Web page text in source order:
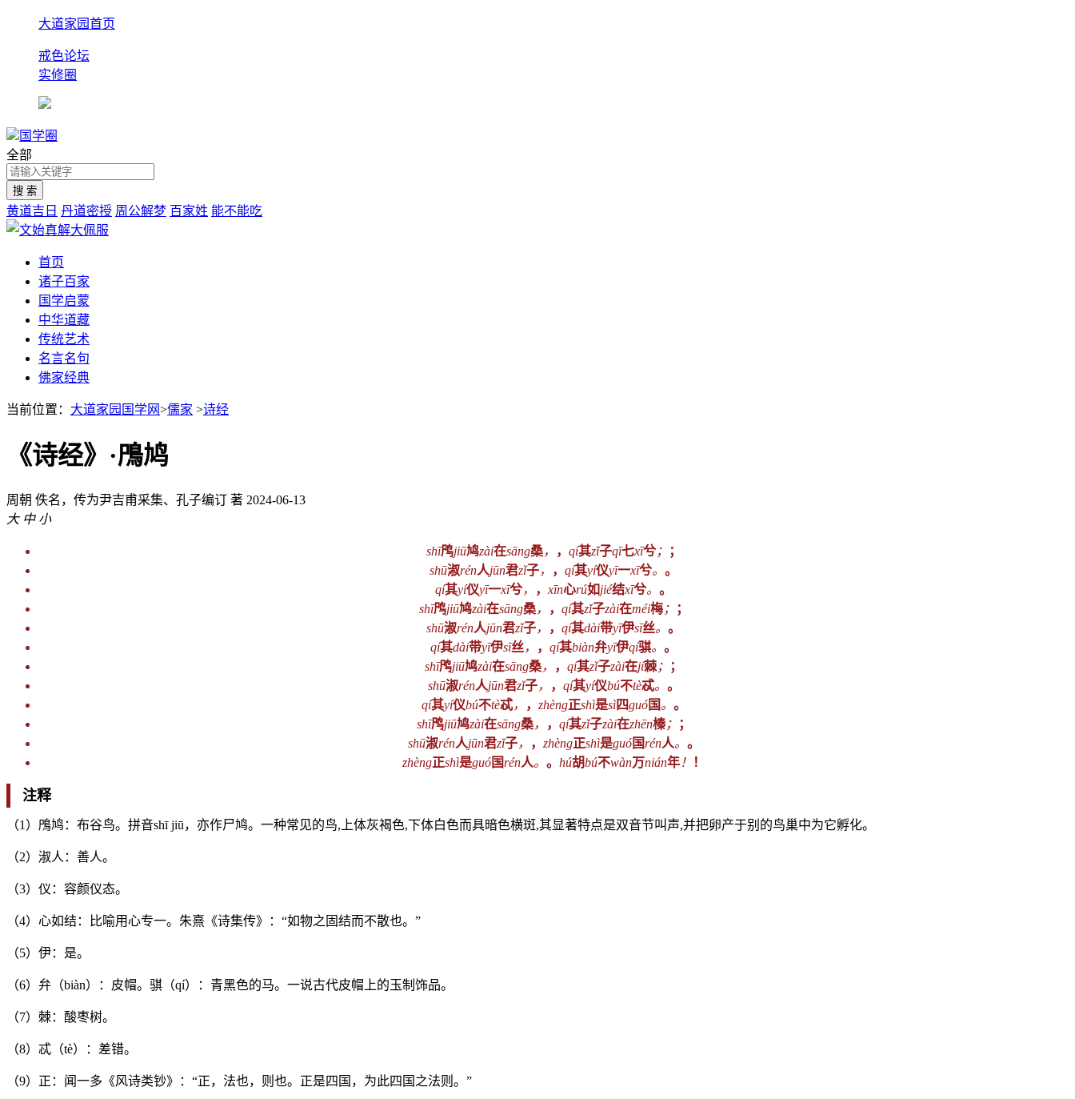
大道家园首页
戒色论坛
实修圈
国学圈
全部
黄道吉日 丹道密授 周公解梦 百家姓 能不能吃
首页
诸子百家
国学启蒙
中华道藏
传统艺术
名言名句
佛家经典
当前位置： 大道家园国学网>儒家 >诗经
《诗经》·鳲鸠
周朝 佚名，传为尹吉甫采集、孔子编订 著 2024-06-13
大 中 小
shī鸤jiū鸠zài在sāng桑， ， qí其zǐ子qī七xī兮； ；
shū淑rén人jūn君zǐ子， ， qí其yí仪yī一xī兮。 。
qí其yí仪yī一xī兮， ， xīn心rú如jié结xī兮。 。
shī鸤jiū鸠zài在sāng桑， ， qí其zǐ子zài在méi梅； ；
shū淑rén人jūn君zǐ子， ， qí其dài带yī伊sī丝。 。
qí其dài带yī伊sī丝， ， qí其biàn弁yī伊qí骐。 。
shī鸤jiū鸠zài在sāng桑， ， qí其zǐ子zài在jí棘； ；
shū淑rén人jūn君zǐ子， ， qí其yí仪bú不tè忒。 。
qí其yí仪bú不tè忒， ， zhèng正shì是sì四guó国 。 。
shī鸤jiū鸠zài在sāng桑， ， qí其zǐ子zài在zhēn榛； ；
shū淑rén人jūn君zǐ子， ， zhèng正shì是guó国rén人。 。
zhèng正shì是guó国rén人。 。 hú胡bú不wàn万nián年！ ！
注释
（1）鳲鸠：布谷鸟。拼音shī jiū，亦作尸鸠。一种常见的鸟,上体灰褐色,下体白色而具暗色横斑,其显著特点是双音节叫声,并把卵产于别的鸟巢中为它孵化。
（2）淑人：善人。
（3）仪：容颜仪态。
（4）心如结：比喻用心专一。朱熹《诗集传》：“如物之固结而不散也。”
（5）伊：是。
（6）弁（biàn）：皮帽。骐（qí）：青黑色的马。一说古代皮帽上的玉制饰品。
（7）棘：酸枣树。
（8）忒（tè）：差错。
（9）正：闻一多《风诗类钞》：“正，法也，则也。正是四国，为此四国之法则。”